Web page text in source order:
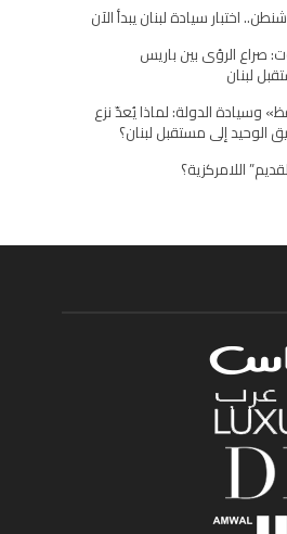
اختبار سيادة لبنان يبدأ الآن
صراع الرؤى بين باريس
لبنان
وسيادة الدولة: لماذا يُعدّ نزع
الوحيد إلى مستقبل لبنان؟
اللامركزية؟